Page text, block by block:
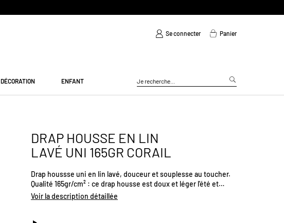
Se connecter Panier
DÉCORATION ENFANT
DRAP HOUSSE EN LIN
LAVÉ UNI 165GR CORAIL
Drap houssse uni en lin lavé, douceur et souplesse au toucher.
Qualité 165gr/cm² : ce drap housse est doux et léger l'été et
confortable et agréable l'hiver. Hauteur de bonnet : 30cm
Plusieurs coloris disponibles. Certifié Oeko-tex. Fabriqué au
Voir la description détaillée